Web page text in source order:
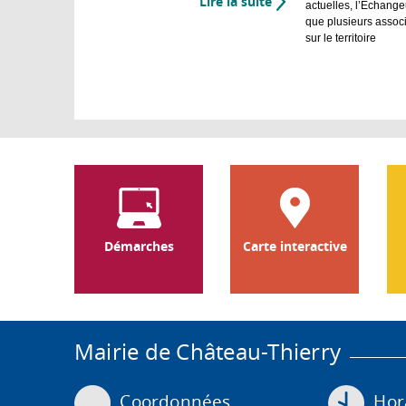
Artpiculteurs
actuelles,
que plusieurs
sur le territoire
Démarches Carte interactive
Mairie de Château-Thierry
Coordonnées